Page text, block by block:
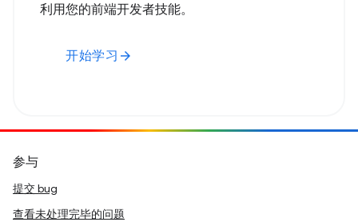
利用您的前端开发者技能。
开始学习 arrow_forward
参与
提交 bug
查看未处理完毕的问题